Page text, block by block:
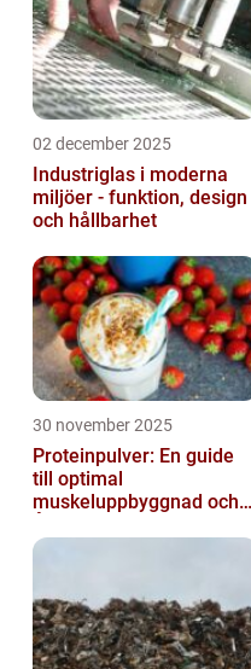
02 december 2025
Industriglas i moderna
miljöer - funktion, design
och hållbarhet
30 november 2025
Proteinpulver: En guide
till optimal
muskeluppbyggnad och